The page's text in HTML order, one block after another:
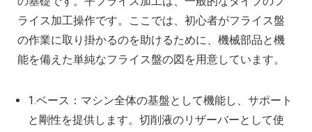
ライス加工操作です。ここでは、初心者がフライス盤
の作業に取り掛かるのを助けるために、機械部品と機
能を備えた単純なフライス盤の図を用意しています。
1.ベース：マシン全体の基盤として機能し、サポート
と剛性を提供します。切削液のリザーバーとして使